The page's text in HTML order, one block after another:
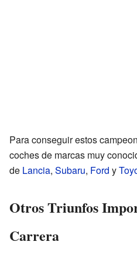
Para conseguir estos
coches de marcas muy
de Lancia, Subaru, Ford y
Otros Triunfos
Carrera